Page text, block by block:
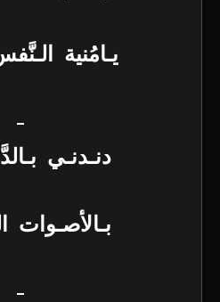
يـامُنية
_
دنـدنـي
بـالأصـوات
_